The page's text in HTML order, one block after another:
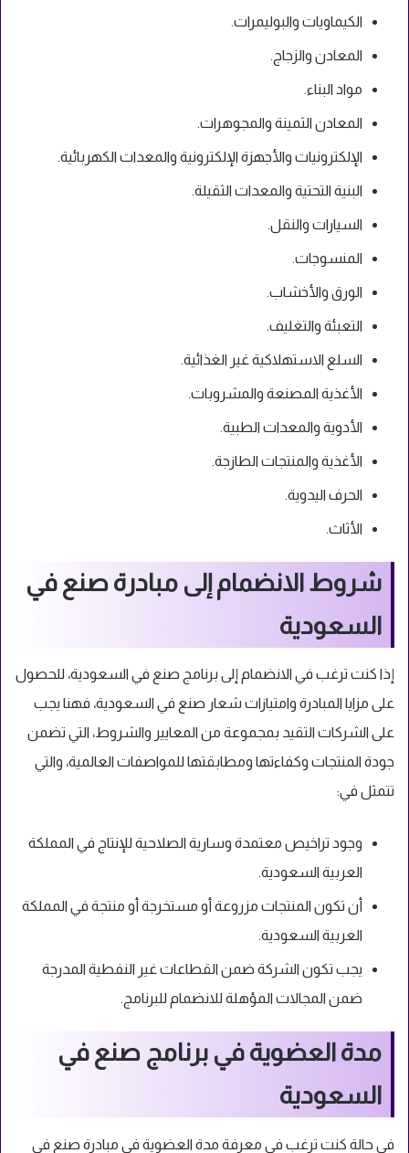
الكيماويات والبوليمرات.
المعادن والزجاج.
مواد البناء.
المعادن الثمينة والمجوهرات.
الإلكترونيات والأجهزة الإلكترونية والمعدات الكهربائية.
البنية التحتية والمعدات الثقيلة.
السيارات والنقل.
المنسوجات.
الورق والأخشاب.
التعبئة والتغليف.
السلع الاستهلاكية غير الغذائية.
الأغذية المصنعة والمشروبات.
الأدوية والمعدات الطبية.
الأغذية والمنتجات الطازجة.
الحرف اليدوية.
الأثاث.
شروط الانضمام إلى مبادرة صنع في
السعودية
إذا كنت ترغب في الانضمام إلى برنامج صنع في السعودية، للحصول
على مزايا المبادرة وامتيازات شعار صنع في السعودية، فهنا يجب
على الشركات التقيد بمجموعة من المعايير والشروط، التي تضمن
جودة المنتجات وكفاءتها ومطابقتها للمواصفات العالمية، والتي
تتمثل في:
وجود تراخيص معتمدة وسارية الصلاحية للإنتاج في المملكة
العربية السعودية.
أن تكون المنتجات مزروعة أو مستخرجة أو منتجة في المملكة
العربية السعودية.
يجب تكون الشركة ضمن القطاعات غير النفطية المدرجة
ضمن المجالات المؤهلة للانضمام للبرنامج.
مدة العضوية في برنامج صنع في
السعودية
في حالة كنت ترغب في معرفة مدة العضوية في مبادرة صنع في